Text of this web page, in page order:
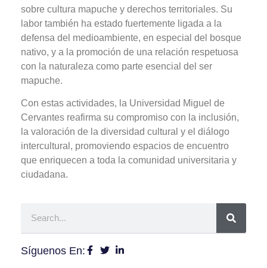
sobre cultura mapuche y derechos territoriales. Su
labor también ha estado fuertemente ligada a la
defensa del medioambiente, en especial del bosque
nativo, y a la promoción de una relación respetuosa
con la naturaleza como parte esencial del ser
mapuche.
Con estas actividades, la Universidad Miguel de
Cervantes reafirma su compromiso con la inclusión,
la valoración de la diversidad cultural y el diálogo
intercultural, promoviendo espacios de encuentro
que enriquecen a toda la comunidad universitaria y
ciudadana.
Síguenos En: